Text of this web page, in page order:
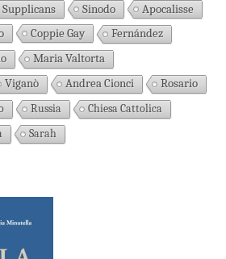
Sinodo
Apocalisse
Coppie Gay
Fernández
Maria Valtorta
Viganò Andrea Cionci
Rosario
Russia
Chiesa Cattolica
Sarah